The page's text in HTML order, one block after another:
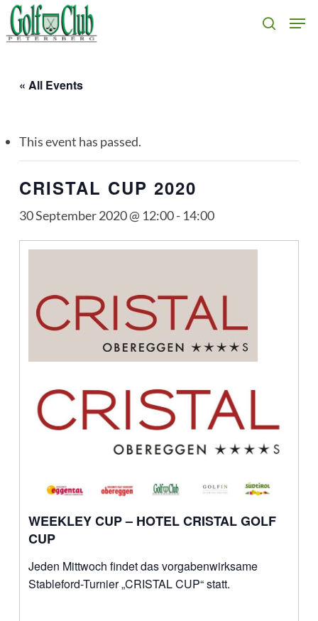
Skip
to
search
« All Events
This event has passed.
CRISTAL CUP 2020
30 September 2020 @ 12:00- 14:00
WEEKLEY CUP – HOTEL CRISTAL GOLF
CUP
Jeden Mittwoch findet das vorgabenwirksame
Stableford-Turnier „CRISTAL CUP“ statt.